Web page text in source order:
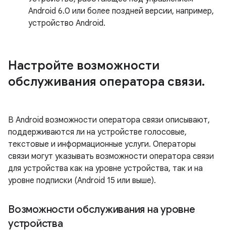
Android 6.0 или более поздней версии, например,
устройство Android.
Настройте возможности
обслуживания оператора связи.
В Android возможности оператора связи описывают,
поддерживаются ли на устройстве голосовые,
текстовые и информационные услуги. Операторы
связи могут указывать возможности оператора связи
для устройства как на уровне устройства, так и на
уровне подписки (Android 15 или выше).
Возможности обслуживания на уровне
устройства